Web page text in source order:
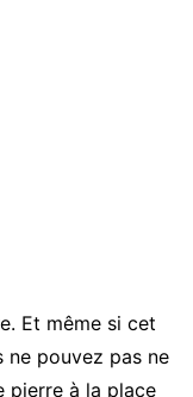
Et même si cet
ne pouvez pas ne
pierre à la place